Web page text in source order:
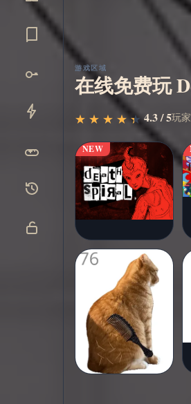
立即开
游戏区域
在线免费玩
★
★ ★
★ ★
★ ★
★★
★4.3 / 5玩
NEW